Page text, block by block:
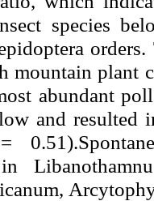
species
mountain plant
abundant
and
in
,